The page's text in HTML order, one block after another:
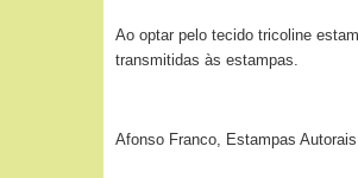
Ao optar pelo tecido tricoline
transmitidas às estampas.
Afonso Franco, Estampas